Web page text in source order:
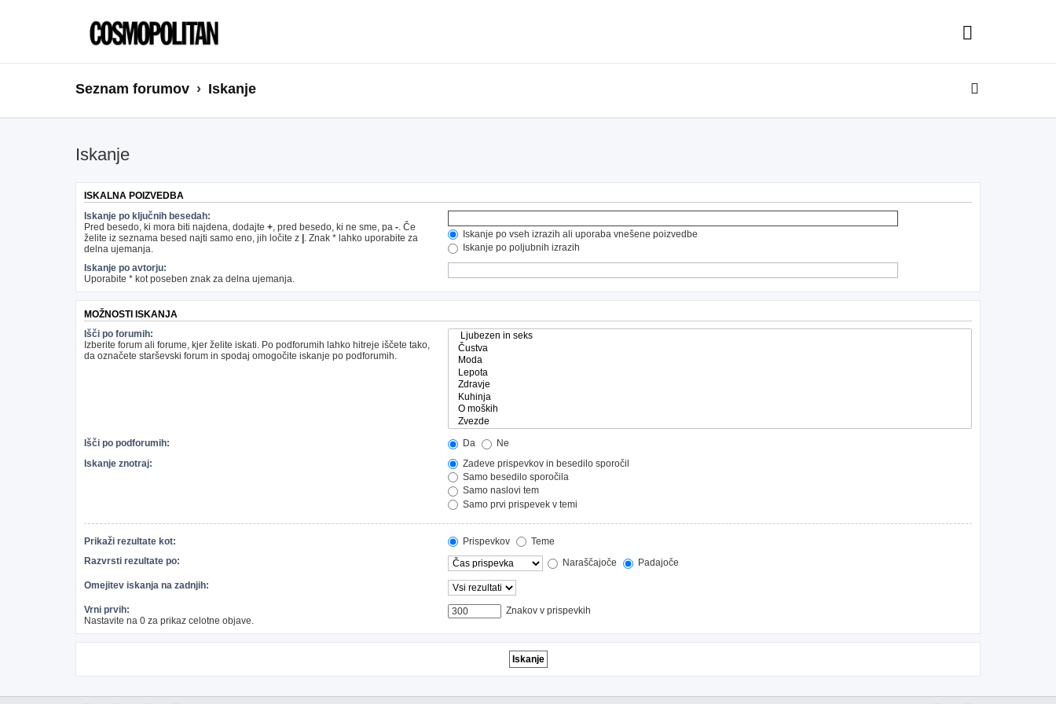
Seznam forumov Iskanje
Iskanje
ISKALNA POIZVEDBA
Iskanje po ključnih besedah:
Pred besedo, ki mora biti najdena, dodajte +, pred besedo, ki ne sme, pa -. Če
želite iz seznama besed najti samo eno, jih ločite z . Znak * lahko uporabite za
delna ujemanja.
Iskanje po vseh izrazih ali uporaba vnešene poizvedbe
Iskanje po poljubnih izrazih
Iskanje po avtorju:
Uporabite * kot poseben znak za delna ujemanja.
MOŽNOSTI ISKANJA
Išči po forumih:
Izberite forum ali forume, kjer želite iskati. Po podforumih lahko hitreje iščete tako,
da označete starševski forum in spodaj omogočite iskanje po podforumih.
Išči po podforumih: Da
Ne
Iskanje znotraj:
Zadeve prispevkov in besedilo sporočil
Samo besedilo sporočila
Samo naslovi tem
Samo prvi prispevek v temi
Prikaži rezultate kot: Prispevkov
Teme
Razvrsti rezultate po:
Naraščajoče Padajoče
Omejitev iskanja na zadnjih:
Vrni prvih:
Nastavite na 0 za prikaz celotne objave.
Znakov v prispevkih